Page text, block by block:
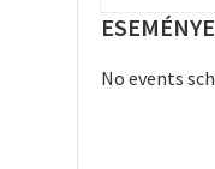
No events